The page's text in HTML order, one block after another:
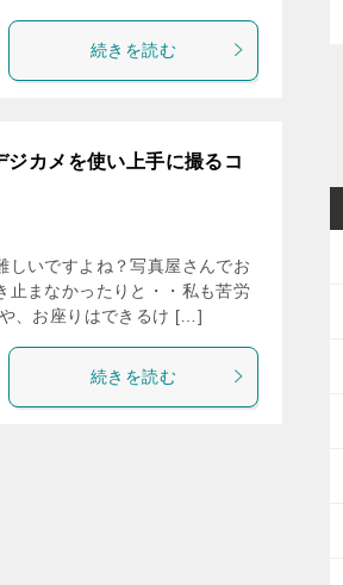
続きを読む
カメを使い上手に撮るコ
しいですよね？写真屋さんでお
止まなかったりと・・私も苦労
、お座りはできるけ […]
続きを読む